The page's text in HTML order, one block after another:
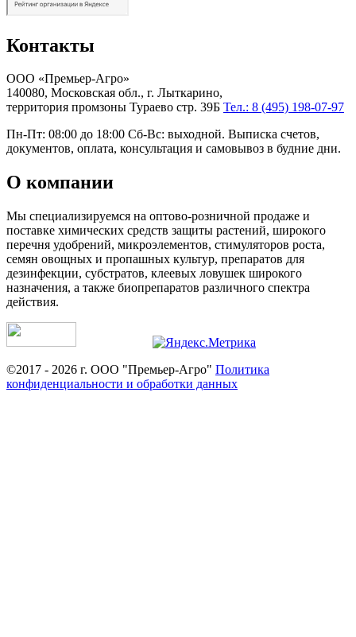
Контакты
ООО «Премьер-Агро»
140080, Московская обл., г. Лыткарино,
территория промзоны Тураево стр. 39Б Тел.: 8 (495) 198-07-97
Пн-Пт: 08:00 до 18:00 Сб-Вс: выходной. Выписка счетов,
документов, оплата, консультация и самовывоз в будние дни.
О компании
Мы специализируемся на оптово-розничной продаже и
поставке химических средств защиты растений, широкого
перечня удобрений, микроэлементов, стимуляторов роста,
семян овощных и пропашных культур, препаратов для
дезинфекции, субстратов, клеевых ловушек широкого
назначения, а также биопрепаратов различного спектра
действия.
©2017 - 2026 г. ООО "Премьер-Агро" Политика
конфиденциальности и обработки данных